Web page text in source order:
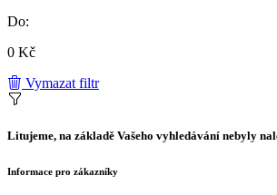
Do:
0 Kč
Vymazat filtr
Litujeme, na základě Vašeho vyhledávání nebyly
Informace pro zákazníky